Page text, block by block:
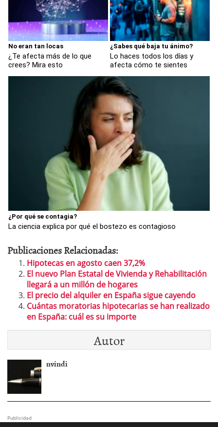
No eran tan locas
¿Te afecta más de lo que
crees? Mira esto
¿Sabes qué baja tu ánimo?
Lo haces todos los días y
afecta cómo te sientes
¿Por qué se contagia?
La ciencia explica por qué el bostezo es contagioso
Publicaciones Relacionadas:
Hipotecas en agosto caen 37,2%
El nuevo Plan Estatal de Vivienda y Rehabilitación
llegará a un millón de hogares
El precio del alquiler en España sigue cayendo
Cuántas moratorias hipotecarias se han realizado
en España: cuál es su importe
Autor
nvindi
Publicidad